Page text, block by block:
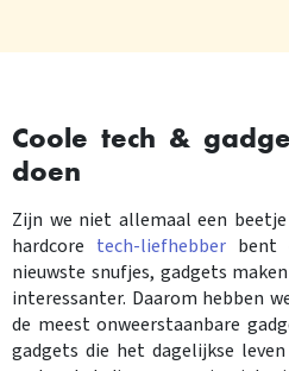
Coole tech &
doen
Zijn we niet allemaal een
hardcore tech-liefhebber bent
nieuwste snufjes, gadgets
interessanter. Daarom hebben
de meest onweerstaanbare
gadgets die het dagelijkse